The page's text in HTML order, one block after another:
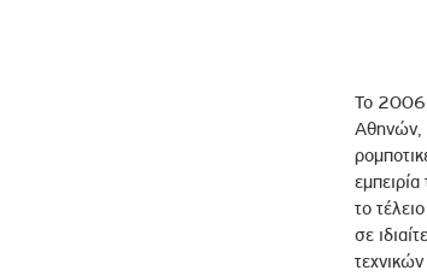
Το 2006,
Αθηνών,
το
σε